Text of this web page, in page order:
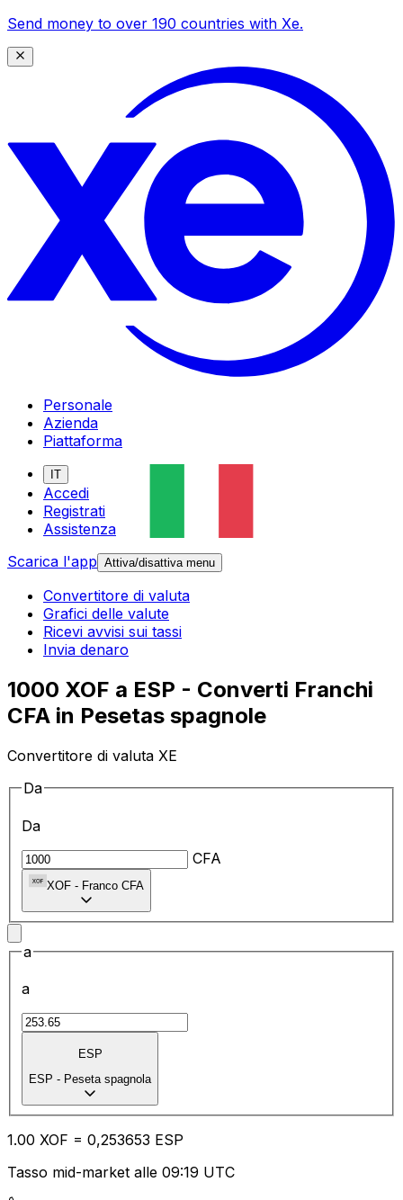
Send money to over 190 countries with Xe.
Personale
Azienda
Piattaforma
IT
Accedi
Registrati
Assistenza
Scarica l'app Attiva/disattiva menu
Convertitore di valuta
Grafici delle valute
Ricevi avvisi sui tassi
Invia denaro
1000 XOF a ESP - Converti Franchi
CFA in Pesetas spagnole
Convertitore di valuta XE
Da
Da
CFA
XOF - Franco CFA
a
a
ESP
ESP - Peseta spagnola
1.00 XOF = 0,253653 ESP
Tasso mid-market alle 09:19 UTC